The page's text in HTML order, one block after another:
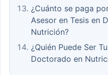
¿Cuánto se paga
Asesor en Tesis en
Nutrición?
¿Quién Puede Ser
Doctorado en